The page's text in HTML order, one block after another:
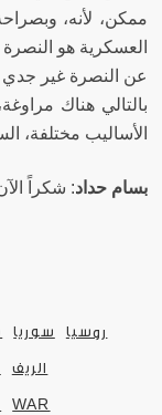
ممكن، لأنه،
العسكرية هو
عن النصرة غير جدي
بالتالي هناك
الأساليب مختلفة،
بسام حداد: شكراً
سوريا روسيا
الريف
WAR